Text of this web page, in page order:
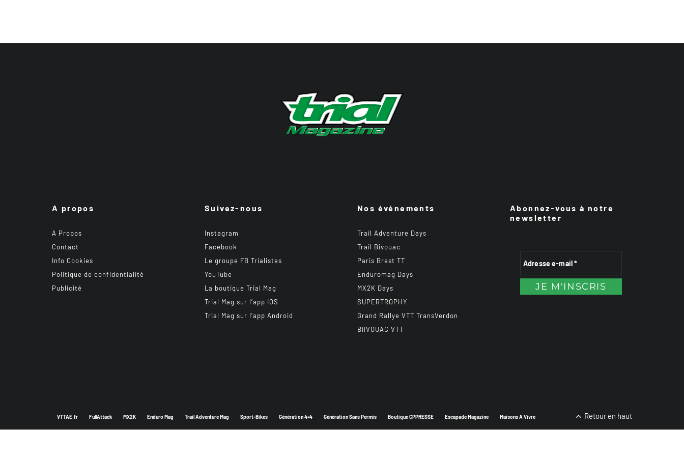
A propos
A Propos
Contact
Info Cookies
Politique de confidentialité
Publicité
Suivez-nous
Instagram
Facebook
Le groupe FB Trialistes
YouTube
La boutique Trial Mag
Trial Mag sur l’app IOS
Trial Mag sur l’app Android
Nos événements
Trail Adventure Days
Trail Bivouac
Paris Brest TT
Enduromag Days
MX2K Days
SUPERTROPHY
Grand Rallye VTT TransVerdon
BiiVOUAC VTT
Abonnez-vous à notre
newsletter
VTTAE.fr FullAttack MX2K Enduro Mag Trail Adventure Mag Sport-Bikes Génération 4×4 Génération Sans Permis Boutique CPPRESSE Escapade Magazine Maisons A Vivre Retour en haut